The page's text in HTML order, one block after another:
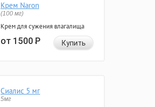
Крем Naron
(100 мг)
Крем для сужения влагалища
от 1500Р Купить
Сиалис 5 мг
5мг